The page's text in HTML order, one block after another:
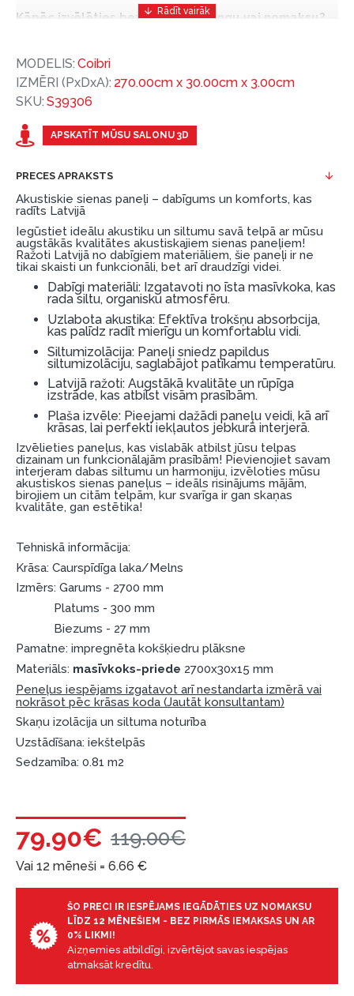
Kāpēc izvēlēties bezprocentu līzingu vai nomaksu?
un izdevīgs finansēšanas risinājums, lai iegādātos
vajadzīgās preces tulīt, bet par tām norēķinoties
vēlāk.
Ar ESTO iegūstiet bezprocentu līzinga vai nomaksas
priekšrocības bez pirmās iemaksas un ar nomaksas
Piemērs: Preces cena 300 €, termiņš: 12 mēneši,
pirmā iemaksa: 0 €, ikmēneša maksājums: 25 €,
kopējā pārmaksa: 0 €.
Līzingu un nomaksu varat noformēt arī apmeklējot mūsu
salonu Dārzciema ielā 91, Rīga, Latvija.
Dokumentu prasības:
ESTO LV AS (Dokumentu noformēšanai
nepieciešams Smart-ID, eParaksts eID, eParaksts
eID mobile, ESTO konts vai banka Swedbank,
Luminor, SEB vai Citadele).
Līguma nosacījumi:
Līzinga līgumu drīkst parakstīt tikai tā persona,
kura ir norādīta kredīta saņemšanas līgumā.
Papildu informācija:
preču piegādes noteikumiem
garantijas un atgriesanas noteikumiem
Finansiālā atbildība:
Aicinām aizņemties atbildīgi! Pirms aizņemties,
lūdzu, izvērtējiet savas finansiālās iespējas.
APSKATĪT MŪSU SALONU 3D
PRECES APRAKSTS
Akustiskie sienas paneļi – dabīgums un komforts, kas
radīts Latvijā
Iegūstiet ideālu akustiku un siltumu savā telpā ar mūsu
augstākās kvalitātes akustiskajiem sienas paneļiem!
Ražoti Latvijā no dabīgiem materiāliem, šie paneļi ir ne
tikai skaisti un funkcionāli, bet arī draudzīgi videi.
Dabīgi materiāli: Izgatavoti no īsta masīvkoka, kas
rada siltu, organisku atmosfēru.
Uzlabota akustika: Efektīva trokšņu absorbcija,
kas palīdz radīt mierīgu un komfortablu vidi.
Siltumizolācija: Paneļi sniedz papildus
siltumizolāciju, saglabājot patīkamu temperatūru.
Latvijā ražoti: Augstākā kvalitāte un rūpīga
izstrāde, kas atbilst visām prasībām.
Plaša izvēle: Pieejami dažādi paneļu veidi, kā arī
krāsas, lai perfekti iekļautos jebkurā interjerā.
Izvēlieties paneļus, kas vislabāk atbilst jūsu telpas
dizainam un funkcionālajām prasībām! Pievienojiet savam
interjeram dabas siltumu un harmoniju, izvēloties mūsu
akustiskos sienas paneļus – ideāls risinājums mājām,
birojiem un citām telpām, kur svarīga ir gan skaņas
kvalitāte, gan estētika!
Tehniskā informācija:
Krāsa: Caurspīdīga laka/Melns
Izmērs: Garums - 2700 mm
Platums - 300 mm
Biezums - 27 mm
Pamatne: impregnēta kokšķiedru plāksne
Materiāls: masīvkoks-priede 2700x30x15 mm
Peneļus iespējams izgatavot arī nestandarta izmērā vai
nokrāsot pēc krāsas koda (Jautāt konsultantam)
Skaņu izolācija un siltuma noturība
Uzstādīšana: iekštelpās
Sedzamība: 0.81 m2
MODELIS: Coibri
IZMĒRI (PxDxA): 270.00cm x 30.00cm x 3.00cm
SKU: S39306
79.90€ 119.00€
Vai 12 mēneši = 6.66 €
ŠO PRECI IR IESPĒJAMS IEGĀDĀTIES UZ NOMAKSU
LĪDZ 12 MĒNEŠIEM - BEZ PIRMĀS IEMAKSAS UN AR
0% LIKMI!
Aizņemies atbildīgi, izvērtējot savas iespējas
atmaksāt kredītu.